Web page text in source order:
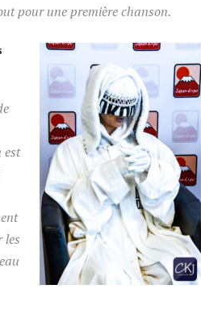
pour une première chanson.
est
les